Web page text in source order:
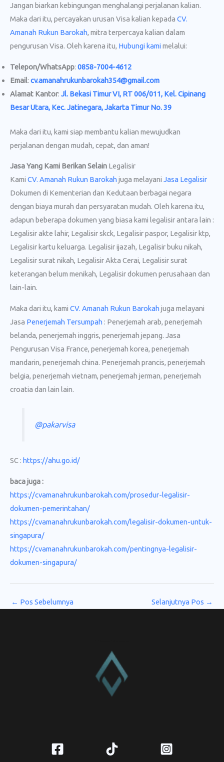
Jangan biarkan kebingungan menghalangi perjalanan kalian.
Maka dari itu, percayakan urusan Visa kalian kepada CV.
Amanah Rukun Barokah, mitra terpercaya kalian dalam
pengurusan Visa. Oleh karena itu, Hubungi kamimelalui:
Telepon/WhatsApp: 0858-7004-4612
Email: cv.amanahrukunbarokah354@gmail.com
Alamat Kantor: Jl. Bekasi Timur VI, RT 006/011, Kel. Cipinang
Besar Utara, Kec. Jatinegara, Jakarta Timur No. 39
Maka dari itu, kami siap membantu kalian mewujudkan
perjalanan dengan mudah, cepat, dan aman!
Jasa Yang Kami Berikan Selain Legalisir
Kami CV. Amanah Rukun Barokah juga melayani Jasa Legalisir
Dokumen di Kementerian dan Kedutaan berbagai negara
dengan biaya murah dan persyaratan mudah. Oleh karena itu,
adapun beberapa dokumen yang biasa kami legalisir antara lain :
Legalisir akte lahir, Legalisir skck, Legalisir paspor, Legalisir ktp,
Legalisir kartu keluarga. Legalisir ijazah, Legalisir buku nikah,
Legalisir surat nikah, Legalisir Akta Cerai, Legalisir surat
keterangan belum menikah, Legalisir dokumen perusahaan dan
lain-lain.
Maka dari itu, kami CV. Amanah Rukun Barokah juga melayani
Jasa Penerjemah Tersumpah : Penerjemah arab, penerjemah
belanda, penerjemah inggris, penerjemah jepang. Jasa
Pengurusan Visa France, penerjemah korea, penerjemah
mandarin, penerjemah china. Penerjemah prancis, penerjemah
belgia, penerjemah vietnam, penerjemah jerman, penerjemah
croatia dan lain lain.
@pakarvisa
SC : https://ahu.go.id/
baca juga :
https://cvamanahrukunbarokah.com/prosedur-legalisir-
dokumen-pemerintahan/
https://cvamanahrukunbarokah.com/legalisir-dokumen-untuk-
singapura/
https://cvamanahrukunbarokah.com/pentingnya-legalisir-
dokumen-singapura/
← Pos Sebelumnya Selanjutnya Pos →